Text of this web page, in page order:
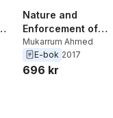
Nature and
Enforcement of
Choice of Court
Agreements
Mukarrum Ahmed
E-bok 2017
696 kr